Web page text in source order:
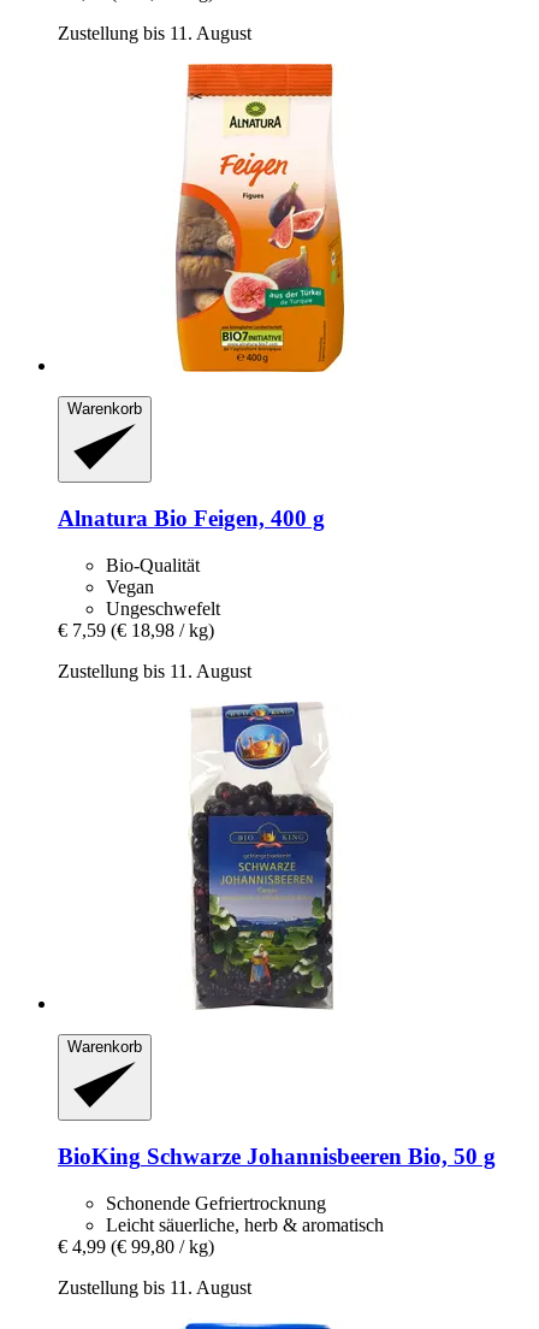
Zustellung bis 11. August
Warenkorb
Alnatura Bio Feigen, 400 g
Bio-Qualität
Vegan
Ungeschwefelt
€ 7,59 (€ 18,98 / kg)
Zustellung bis 11. August
Warenkorb
BioKing Schwarze Johannisbeeren Bio, 50 g
Schonende Gefriertrocknung
Leicht säuerliche, herb & aromatisch
€ 4,99 (€ 99,80 / kg)
Zustellung bis 11. August